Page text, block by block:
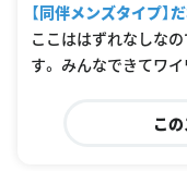
【同伴メンズタイプ】
ここははずれなしな
す。 みんなできてワ
こ